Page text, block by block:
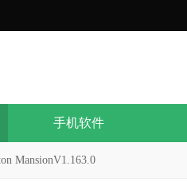
手机软件
MansionV1.163.0